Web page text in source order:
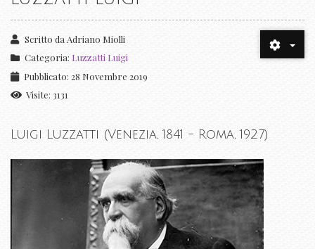
Scritto da Adriano Miolli
Categoria: Luzzatti Luigi
Pubblicato: 28 Novembre 2019
Visite: 3131
Luigi Luzzatti (Venezia, 1841 - Roma, 1927)